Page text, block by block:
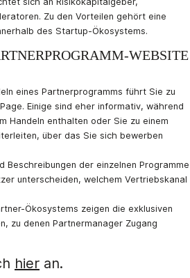
Zu den Vorteilen gehört eine
des Startup-Ökosystems.
WEBSITE
eines Partnerprogramms führt Sie zu
Einige sind eher informativ, während
Handeln enthalten oder Sie zu einem
über das Sie sich bewerben
Beschreibungen der einzelnen Programme
unterscheiden, welchem Vertriebskanal
Ökosystems zeigen die exklusiven
zu denen Partnermanager Zugang
hier an.